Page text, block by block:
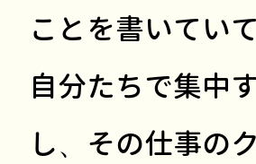
ことを書いてい
自分たちで集中
し、その仕事の